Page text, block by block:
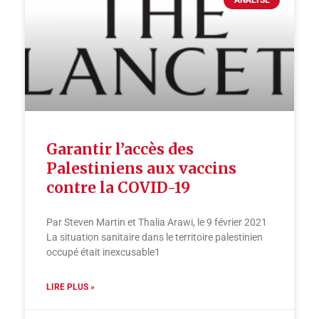
Garantir l’accès des
Palestiniens aux vaccins
contre la COVID-19
Par Steven Martin et Thalia Arawi, le 9 février 2021
La situation sanitaire dans le territoire palestinien
occupé était inexcusable1
LIRE PLUS »